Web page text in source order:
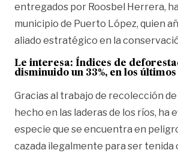
entregados por Roosbel Herrera,
municipio de Puerto López, quien
aliado estratégico en la
Le interesa: Índices de
disminuido un 33%, en los últimos
Gracias al trabajo de recolección
hecho en las laderas de los ríos, ha
especie que se encuentra en
cazada ilegalmente para ser tenida